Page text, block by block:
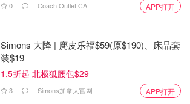
0 Coach Outlet CA APP打开
Simons 大降 | 麂皮乐福$59(原$190)、床品套
装$19
1.5折起 北极狐腰包$29
3 Simons加拿大官网 APP打开